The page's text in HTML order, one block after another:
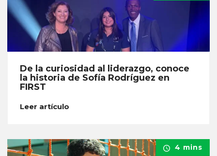
De la curiosidad al liderazgo, conoce
la historia de Sofía Rodríguez en
FIRST
Leer artículo
4 mins